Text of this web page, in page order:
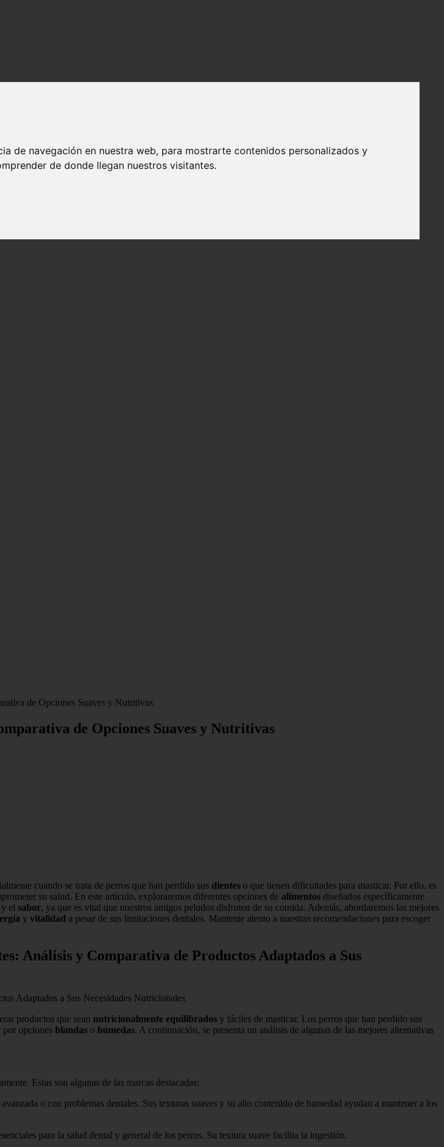
de navegación en nuestra web, para mostrarte contenidos personalizados y
de donde llegan nuestros visitantes.
de Opciones Suaves y Nutritivas
de Opciones Suaves y Nutritivas
cuando se trata de perros que han perdido sus dientes o que tienen dificultades para masticar. Por ello, es
su salud. En este artículo, exploraremos diferentes opciones de alimentos diseñados específicamente
y el sabor, ya que es vital que nuestros amigos peludos disfruten de su comida. Además, abordaremos las mejores
y vitalidad a pesar de sus limitaciones dentales. Mantente atento a nuestras recomendaciones para escoger
Análisis y Comparativa de Productos Adaptados a Sus
Adaptados a Sus Necesidades Nutricionales
productos que sean nutricionalmente equilibrados y fáciles de masticar. Los perros que han perdido sus
por opciones blandas o húmedas. A continuación, se presenta un análisis de algunas de las mejores alternativas
Estas son algunas de las marcas destacadas:
o con problemas dentales. Sus texturas suaves y su alto contenido de humedad ayudan a mantener a los
para la salud dental y general de los perros. Su textura suave facilita la ingestión.